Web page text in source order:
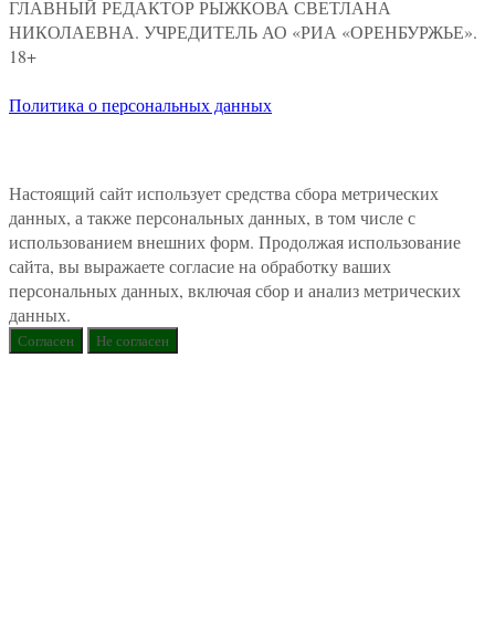
ГЛАВНЫЙ РЕДАКТОР РЫЖКОВА СВЕТЛАНА
НИКОЛАЕВНА. УЧРЕДИТЕЛЬ АО «РИА «ОРЕНБУРЖЬЕ».
18+
Политика о персональных данных
Настоящий сайт использует средства сбора метрических
данных, а также персональных данных, в том числе с
использованием внешних форм. Продолжая использование
сайта, вы выражаете согласие на обработку ваших
персональных данных, включая сбор и анализ метрических
данных.
Согласен Не согласен